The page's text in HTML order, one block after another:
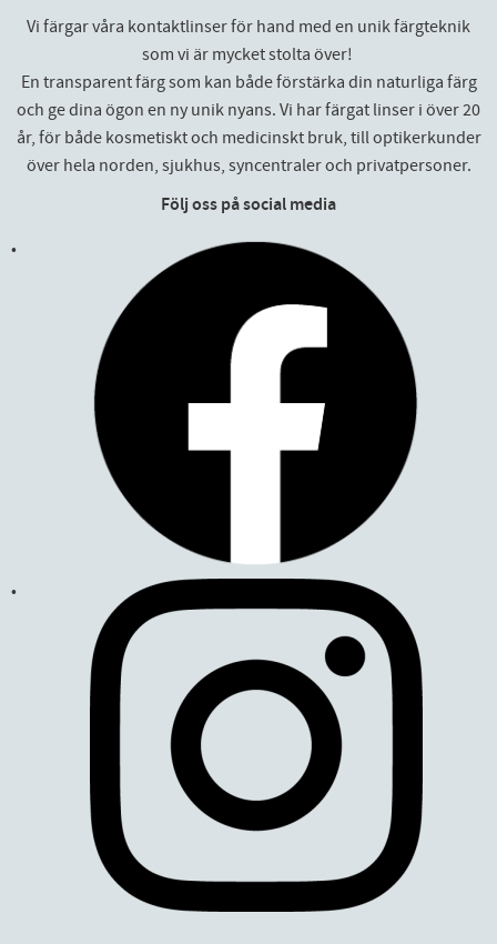
Vi färgar våra kontaktlinser för hand med en unik färgteknik
som vi är mycket stolta över!
En transparent färg som kan både förstärka din naturliga färg
och ge dina ögon en ny unik nyans. Vi har färgat linser i över 20
år, för både kosmetiskt och medicinskt bruk, till optikerkunder
över hela norden, sjukhus, syncentraler och privatpersoner.
Följ oss på social media